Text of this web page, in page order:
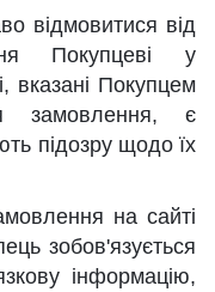
відмовитися від
Покупцеві у
вказані Покупцем
замовлення, є
підозру щодо їх
на сайті
зобов'язується
інформацію,